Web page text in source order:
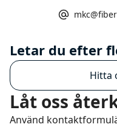
Letar du efter
Hitta
Låt oss
Använd